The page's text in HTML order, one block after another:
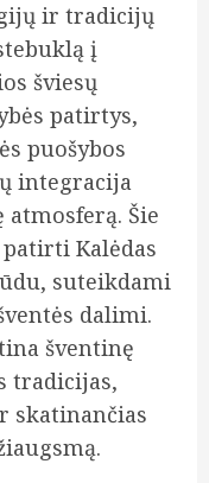
ir tradicijų
į
šviesų
patirtys,
puošybos
integracija
Šie
Kalėdas
suteikdami
dalimi.
šventinę
tradicijas,
skatinančias